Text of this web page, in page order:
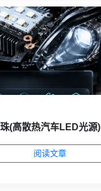
(高散热汽车LED光源)
阅读文章